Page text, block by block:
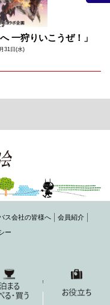
一狩りいこうぜ！」
31日(水)
ス会社の皆様へ 会員紹介
ー
All Rights Reserved.